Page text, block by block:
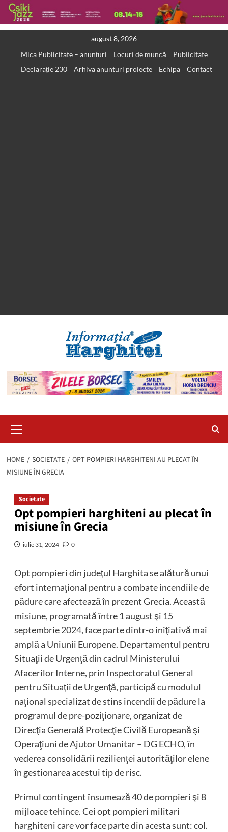
august 8, 2026
Mica Publicitate – anunțuri
Locuri de muncă
Publicitate
Declarație 230
Arhiva anunturi proiecte Echipa Contact
Menu
HOME SOCIETATE
OPT POMPIERI HARGHITENI AU PLECAT ÎN
MISIUNE ÎN GRECIA
Societate
Opt pompieri harghiteni au plecat în
misiune în Grecia
iulie 31, 2024 0
Opt pompieri din judeţul Harghita se alătură unui
efort internaţional pentru a combate incendiile de
pădure care afectează în prezent Grecia. Această
misiune, programată între 1 august şi 15
septembrie 2024, face parte dintr-o iniţiativă mai
amplă a Uniunii Europene. Departamentul pentru
Situaţii de Urgenţă din cadrul Ministerului
Afacerilor Interne, prin Inspectoratul General
pentru Situaţii de Urgenţă, participă cu modulul
naţional specializat de stins incendii de pădure la
programul de pre-poziţionare, organizat de
Direcţia Generală Protecţie Civilă Europeană şi
Operaţiuni de Ajutor Umanitar – DG ECHO, în
vederea consolidării rezilienţei autorităţilor elene
în gestionarea acestui tip de risc.
Primul contingent însumează 40 de pompieri şi 8
mijloace tehince. Cei opt pompieri militari
harghiteni care vor face parte din acesta sunt: col.